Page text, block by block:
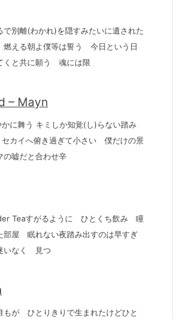
別離(わかれ)を隠すみたいに遺された
える朝よ僕等は誓う 今日という日
くと共に願う 魂には限
– Mayn
に舞う キミしか知覚(し)らない踏み
カイへ俯き過ぎて小さい 僕だけの景
の嘘だと合わせ辛
Teaすがるように ひとくち飲み 瞳
部屋 眠れない夜踏み出すのは早すぎ
いなく 見つ
もが ひとりきりで生まれたけどひと